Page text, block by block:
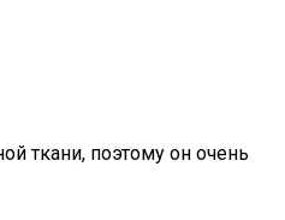
ткани, поэтому он очень